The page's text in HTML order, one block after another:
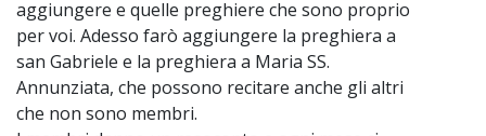
aggiungere e quelle preghiere che sono proprio
per voi. Adesso farò aggiungere la preghiera a
san Gabriele e la preghiera a Maria SS.
Annunziata, che possono recitare anche gli altri
che non sono membri.